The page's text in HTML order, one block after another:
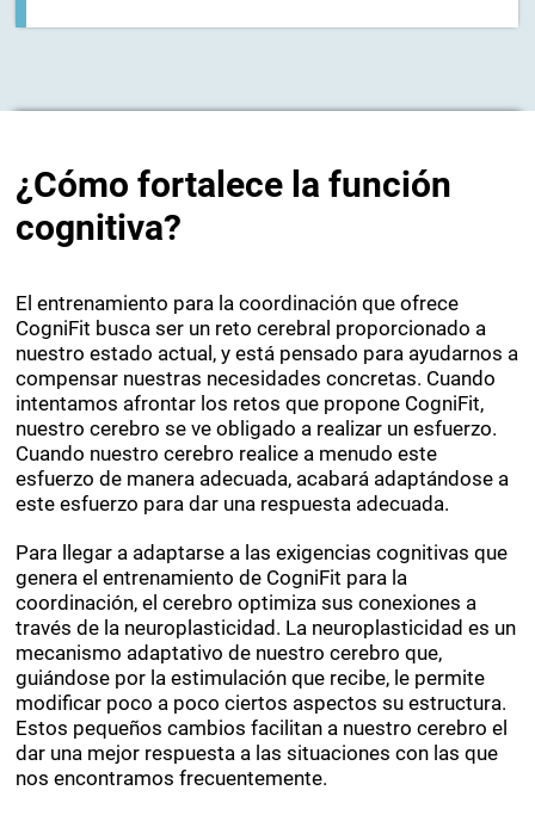
¿Cómo fortalece la función
cognitiva?
El entrenamiento para la coordinación que ofrece
CogniFit busca ser un reto cerebral proporcionado a
nuestro estado actual, y está pensado para ayudarnos a
compensar nuestras necesidades concretas. Cuando
intentamos afrontar los retos que propone CogniFit,
nuestro cerebro se ve obligado a realizar un esfuerzo.
Cuando nuestro cerebro realice a menudo este
esfuerzo de manera adecuada, acabará adaptándose a
este esfuerzo para dar una respuesta adecuada.
Para llegar a adaptarse a las exigencias cognitivas que
genera el entrenamiento de CogniFit para la
coordinación, el cerebro optimiza sus conexiones a
través de la neuroplasticidad. La neuroplasticidad es un
mecanismo adaptativo de nuestro cerebro que,
guiándose por la estimulación que recibe, le permite
modificar poco a poco ciertos aspectos su estructura.
Estos pequeños cambios facilitan a nuestro cerebro el
dar una mejor respuesta a las situaciones con las que
nos encontramos frecuentemente.